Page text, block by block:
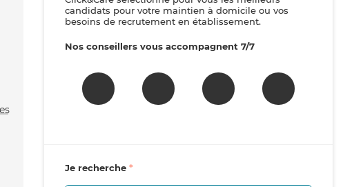
candidats pour votre maintien à domicile ou vos
besoins de recrutement en établissement.
Nos conseillers vous accompagnent 7/7
Je recherche